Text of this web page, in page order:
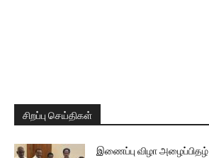
சிறப்பு செய்திகள்
இணைப்பு விழா அழைப்பிதழ்